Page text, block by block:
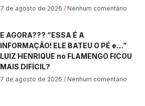
7 de agosto de 2026 Nenhum comentário
E AGORA??? “ESSA É A
INFORMAÇÃO! ELE BATEU O PÉ e…”
LUIZ HENRIQUE no FLAMENGO FICOU
MAIS DIFÍCIL?
7 de agosto de 2026 Nenhum comentário